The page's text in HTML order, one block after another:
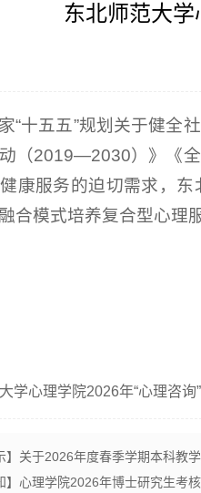
东北师范大学
“十五五”规划关于健全
动（2019—2030）》《
康服务的迫切需求，
合模式培养复合型心理
学心理学院2026年“心理咨
】关于2026年度春季学期本科教
】心理学院2026年博士研究生考